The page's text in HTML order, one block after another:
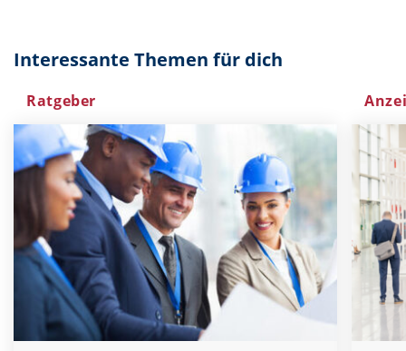
Interessante Themen für dich
Ratgeber